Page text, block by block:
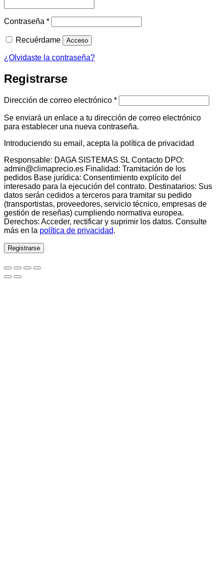
Contraseña *Obligatorio
Recuérdame Acceso
¿Olvidaste la contraseña?
Registrarse
Dirección de correo electrónico *Obligatorio
Se enviará un enlace a tu dirección de correo electrónico
para establecer una nueva contraseña.
Introduciendo su email, acepta la política de privacidad
Responsable: DAGA SISTEMAS SL Contacto DPO:
admin@climaprecio.es Finalidad: Tramitación de los
pedidos Base jurídica: Consentimiento explícito del
interesado para la ejecución del contrato. Destinatarios: Sus
datos serán cedidos a terceros para tramitar su pedido
(transportistas, proveedores, servicio técnico, empresas de
gestión de reseñas) cumpliendo normativa europea.
Derechos: Acceder, rectificar y suprimir los datos. Consulte
más en la política de privacidad.
Registrarse